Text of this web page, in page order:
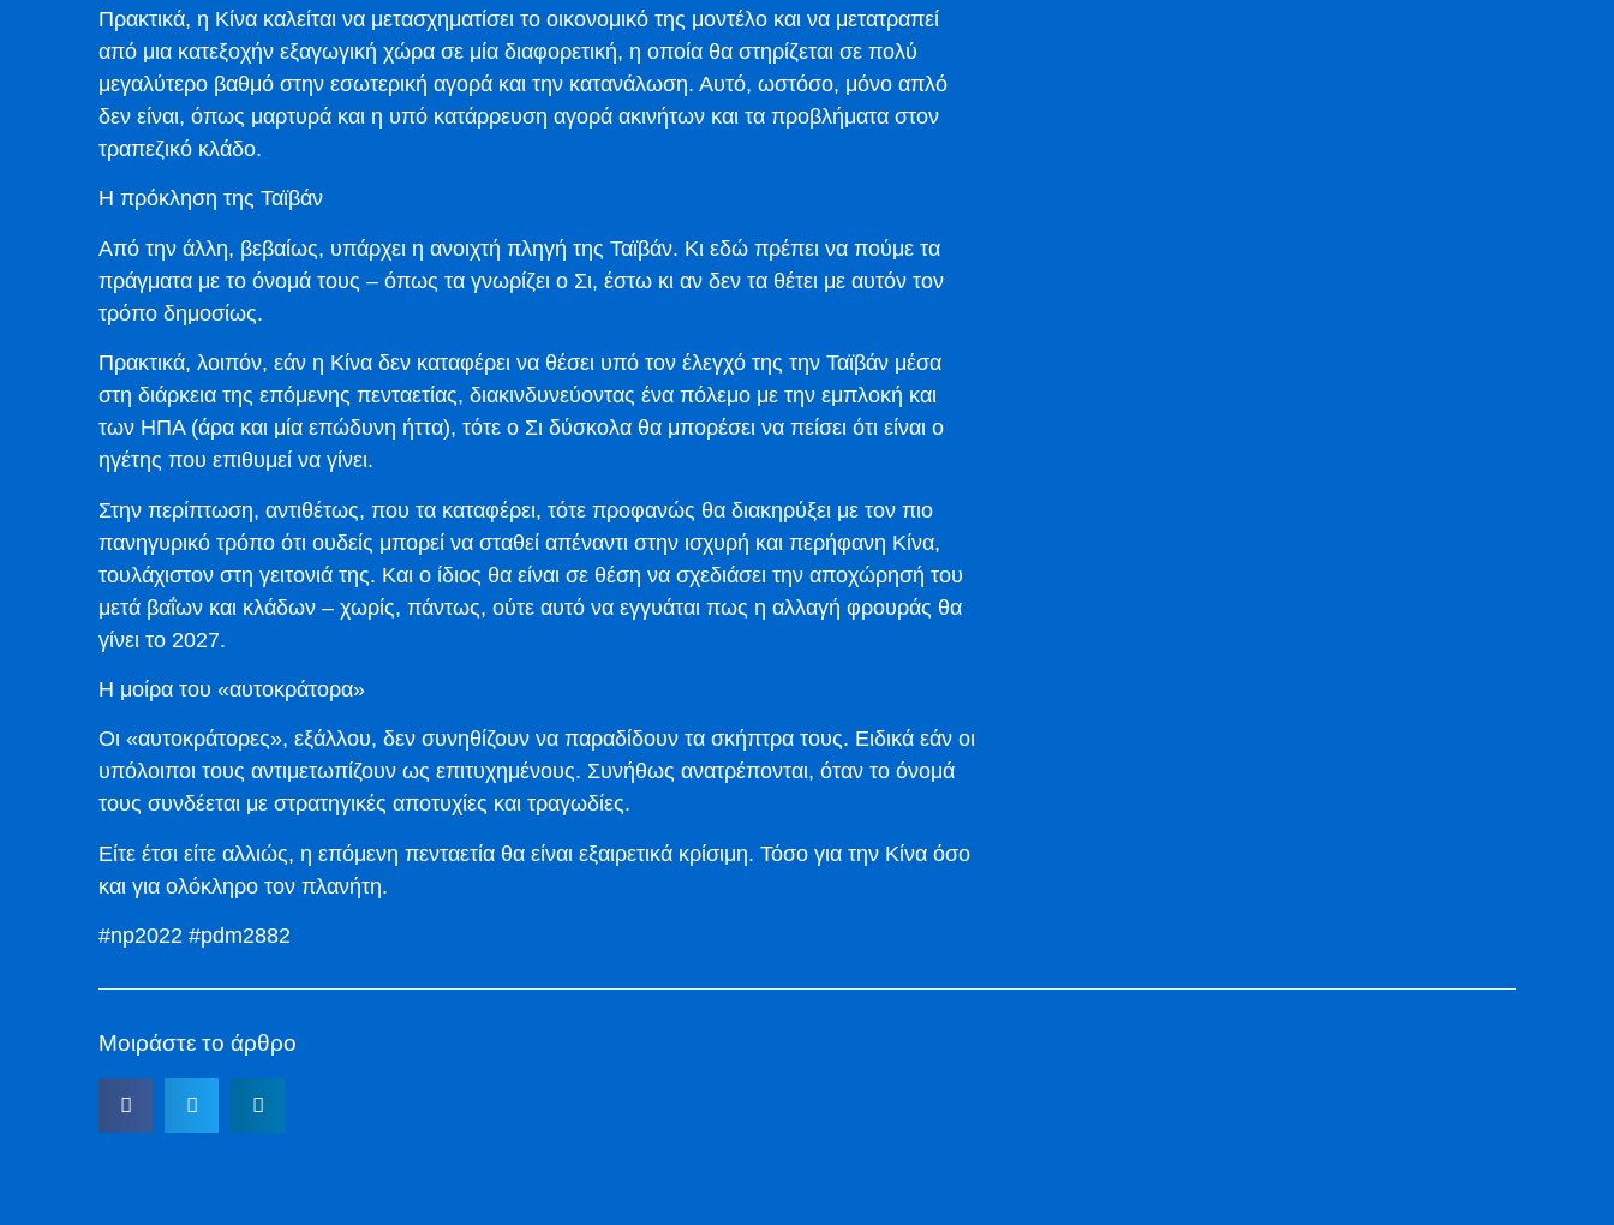
Πρακτικά, η Κίνα καλείται να μετασχηματίσει το οικονομικό της μοντέλο και να μετατραπεί
από μια κατεξοχήν εξαγωγική χώρα σε μία διαφορετική, η οποία θα στηρίζεται σε πολύ
μεγαλύτερο βαθμό στην εσωτερική αγορά και την κατανάλωση. Αυτό, ωστόσο, μόνο απλό
δεν είναι, όπως μαρτυρά και η υπό κατάρρευση αγορά ακινήτων και τα προβλήματα στον
τραπεζικό κλάδο.
Η πρόκληση της Ταϊβάν
Από την άλλη, βεβαίως, υπάρχει η ανοιχτή πληγή της Ταϊβάν. Κι εδώ πρέπει να πούμε τα
πράγματα με το όνομά τους – όπως τα γνωρίζει ο Σι, έστω κι αν δεν τα θέτει με αυτόν τον
τρόπο δημοσίως.
Πρακτικά, λοιπόν, εάν η Κίνα δεν καταφέρει να θέσει υπό τον έλεγχό της την Ταϊβάν μέσα
στη διάρκεια της επόμενης πενταετίας, διακινδυνεύοντας ένα πόλεμο με την εμπλοκή και
των ΗΠΑ (άρα και μία επώδυνη ήττα), τότε ο Σι δύσκολα θα μπορέσει να πείσει ότι είναι ο
ηγέτης που επιθυμεί να γίνει.
Στην περίπτωση, αντιθέτως, που τα καταφέρει, τότε προφανώς θα διακηρύξει με τον πιο
πανηγυρικό τρόπο ότι ουδείς μπορεί να σταθεί απέναντι στην ισχυρή και περήφανη Κίνα,
τουλάχιστον στη γειτονιά της. Και ο ίδιος θα είναι σε θέση να σχεδιάσει την αποχώρησή του
μετά βαΐων και κλάδων – χωρίς, πάντως, ούτε αυτό να εγγυάται πως η αλλαγή φρουράς θα
γίνει το 2027.
Η μοίρα του «αυτοκράτορα»
Οι «αυτοκράτορες», εξάλλου, δεν συνηθίζουν να παραδίδουν τα σκήπτρα τους. Ειδικά εάν οι
υπόλοιποι τους αντιμετωπίζουν ως επιτυχημένους. Συνήθως ανατρέπονται, όταν το όνομά
τους συνδέεται με στρατηγικές αποτυχίες και τραγωδίες.
Είτε έτσι είτε αλλιώς, η επόμενη πενταετία θα είναι εξαιρετικά κρίσιμη. Τόσο για την Κίνα όσο
και για ολόκληρο τον πλανήτη.
#np2022 #pdm2882
Μοιράστε το άρθρο